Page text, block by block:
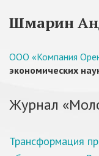
Шмарин
ООО «Компания
экономических
Журнал
Трансформация